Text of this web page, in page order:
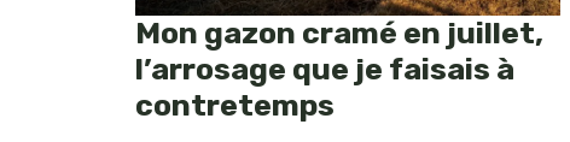
Mon gazon cramé en juillet,
l’arrosage que je faisais à
contretemps